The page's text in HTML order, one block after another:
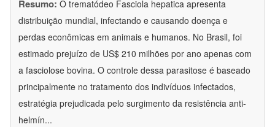
Resumo: O trematódeo Fasciola hepatica apresenta
distribuição mundial, infectando e causando doença e
perdas econômicas em animais e humanos. No Brasil, foi
estimado prejuízo de US$ 210 milhões por ano apenas com
a fasciolose bovina. O controle dessa parasitose é baseado
principalmente no tratamento dos indivíduos infectados,
estratégia prejudicada pelo surgimento da resistência anti-
helmín...